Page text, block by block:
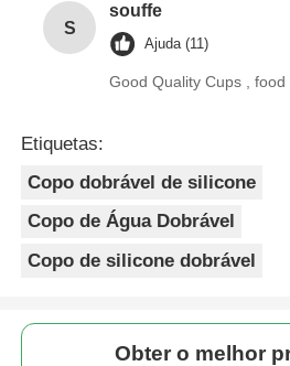
S
souffe
Ajuda (11)
Good Quality Cups , food
Etiquetas:
Copo dobrável de silicone
Copo de Água Dobrável
Copo de silicone dobrável
Obter o melhor